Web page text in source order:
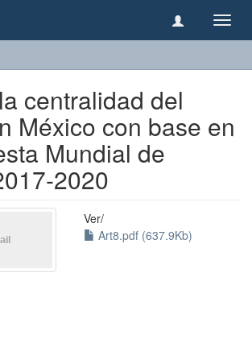
centralidad del
México con base en
Mundial de
2020
Ver/
Art8.pdf (637.9Kb)